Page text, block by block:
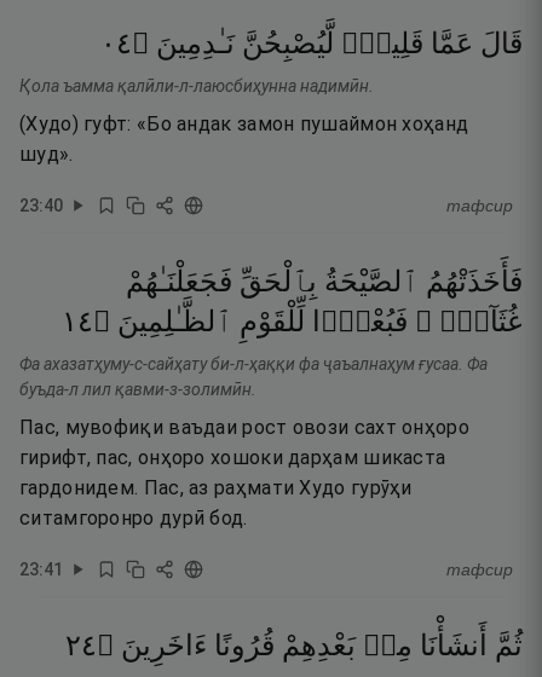
قَالَ عَمَّا قَلِيلٍۢ لَّيُصْبِحُنَّ نَـٰدِمِينَ ۝٤٠
Қола ъамма қалӣли-л-лаюсбиҳунна надимӣн.
(Худо) гуфт: «Бо андак замон пушаймон хоҳанд
шуд».
23:40 тафсир
فَأَخَذَتْهُمُ ٱلصَّيْحَةُ بِٱلْحَقِّ فَجَعَلْنَـٰهُمْ
غُثَآءًۭ ۚ فَبُعْدًۭا لِّلْقَوْمِ ٱلظَّـٰلِمِينَ ۝٤١
Фа ахазатҳуму-с-сайҳату би-л-ҳаққи фа ҷаъалнаҳум ғусаа. Фа
буъда-л лил қавми-з-золимӣн.
Пас, мувофиқи ваъдаи рост овози сахт онҳоро
гирифт, пас, онҳоро хошоки дарҳам шикаста
гардонидем. Пас, аз раҳмати Худо гурӯҳи
ситамгоронро дурӣ бод.
23:41 тафсир
ثُمَّ أَنشَأْنَا مِنۢ بَعْدِهِمْ قُرُونًا ءَاخَرِينَ ۝٤٢